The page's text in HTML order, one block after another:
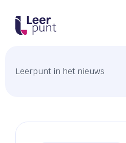
Leerpunt in het nieuws